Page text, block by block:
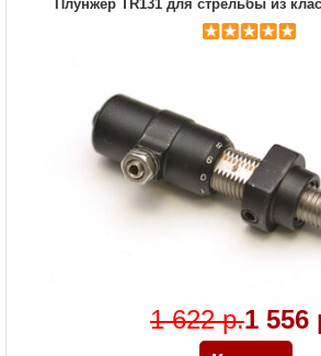
Плунжер TR131 для стрельбы из
1 622 р.1 556